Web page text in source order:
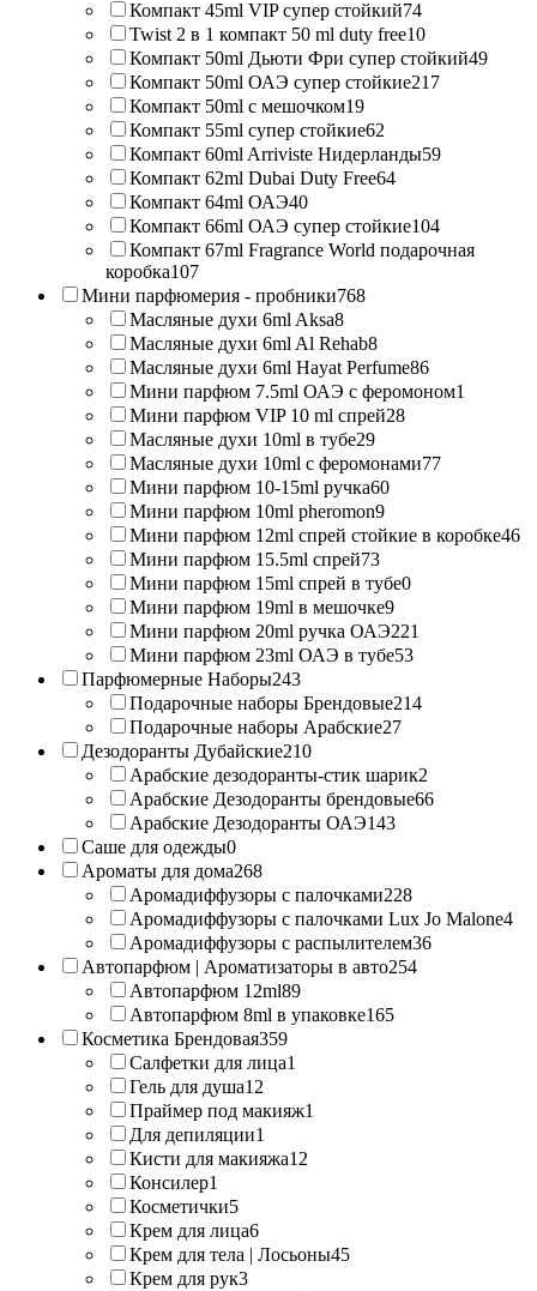
Компакт 45ml VIP супер стойкий74
Twist 2 в 1 компакт 50 ml duty free10
Компакт 50ml Дьюти Фри супер стойкий49
Компакт 50ml ОАЭ супер стойкие217
Компакт 50ml с мешочком19
Компакт 55ml супер стойкие62
Компакт 60ml Arriviste Нидерланды59
Компакт 62ml Dubai Duty Free64
Компакт 64ml ОАЭ40
Компакт 66ml ОАЭ супер стойкие104
Компакт 67ml Fragrance World подарочная
коробка107
Мини парфюмерия - пробники768
Масляные духи 6ml Aksa8
Масляные духи 6ml Al Rehab8
Масляные духи 6ml Hayat Perfume86
Мини парфюм 7.5ml ОАЭ с феромоном1
Мини парфюм VIP 10 ml спрей28
Масляные духи 10ml в тубе29
Масляные духи 10ml с феромонами77
Мини парфюм 10-15ml ручка60
Мини парфюм 10ml pheromon9
Мини парфюм 12ml спрей стойкие в коробке46
Мини парфюм 15.5ml спрей73
Мини парфюм 15ml спрей в тубе0
Мини парфюм 19ml в мешочке9
Мини парфюм 20ml ручка ОАЭ221
Мини парфюм 23ml ОАЭ в тубе53
Парфюмерные Наборы243
Подарочные наборы Брендовые214
Подарочные наборы Арабские27
Дезодоранты Дубайские210
Арабские дезодоранты-стик шарик2
Арабские Дезодоранты брендовые66
Арабские Дезодоранты ОАЭ143
Саше для одежды0
Ароматы для дома268
Аромадиффузоры с палочками228
Аромадиффузоры с палочками Lux Jo Malone4
Аромадиффузоры с распылителем36
Автопарфюм | Ароматизаторы в авто254
Автопарфюм 12ml89
Автопарфюм 8ml в упаковке165
Косметика Брендовая359
Салфетки для лица1
Гель для душа12
Праймер под макияж1
Для депиляции1
Кисти для макияжа12
Консилер1
Косметички5
Крем для лица6
Крем для тела | Лосьоны45
Крем для рук3